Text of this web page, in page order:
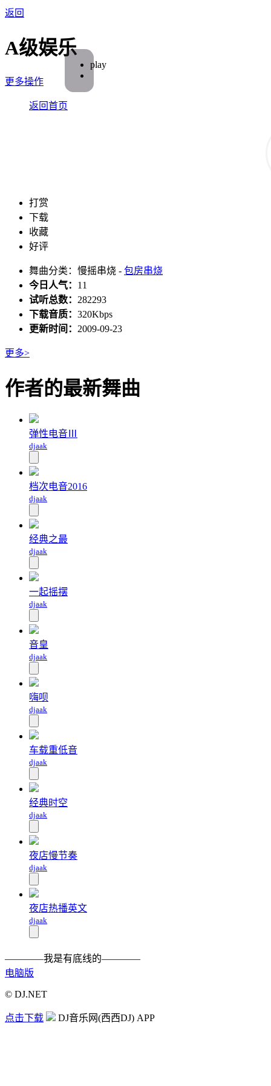
返回
A级娱乐
更多操作
返回首页
打赏
下载
收藏
好评
舞曲分类：慢摇串烧 - 包房串烧
今日人气： 11
试听总数： 282293
下载音质： 320Kbps
更新时间： 2009-09-23
更多>
作者的最新舞曲
弹性电音Ⅲ
djaak
档次电音2016
djaak
经典之最
djaak
一起摇摆
djaak
音皇
djaak
嗨呗
djaak
车载重低音
djaak
经典时空
djaak
夜店慢节奏
djaak
夜店热播英文
djaak
————我是有底线的————
电脑版
© DJ.NET
点击下载 DJ音乐网(西西DJ) APP
play